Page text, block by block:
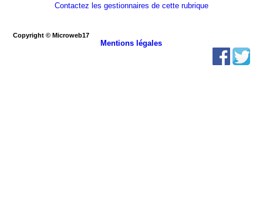
Contactez les gestionnaires de cette rubrique
Copyright © Microweb17
Mentions légales